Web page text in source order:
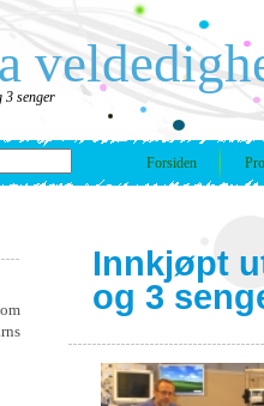
3 senger
Forsiden
Innkjøpt
og 3